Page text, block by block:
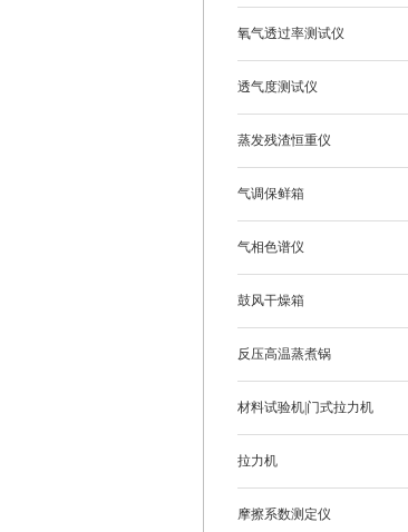
氧气透过率测试仪
透气度测试仪
蒸发残渣恒重仪
气调保鲜箱
气相色谱仪
鼓风干燥箱
反压高温蒸煮锅
材料试验机|门式拉力机
拉力机
摩擦系数测定仪